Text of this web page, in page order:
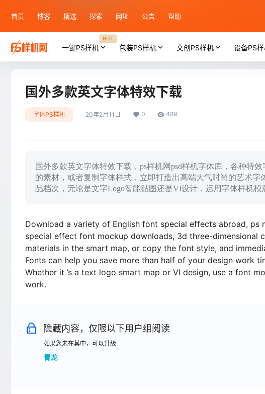
首页 博客 精选 探索 网址 公告 帮助
一键PS样机
HOT
包装PS样机 文创PS样机 设备PS
国外多款英文字体特效下载
字体PS样机 20年2月11日 0 489
国外多款英文字体特效下载，ps样机网psd样机字体库，各种特
的素材，或者复制字体样式，立即打造出高端大气时尚的艺术
品档次，无论是文字Logo智能贴图还是VI设计，运用字体样机模
Download a variety of English font special effects abroad,
special effect font mockup downloads, 3d three-dimensional
materials in the smart map, or copy the font style, and
Fonts can help you save more than half of your design work
Whether it ’s a text logo smart map or VI design, use a font
work.
隐藏内容，仅限以下用户组阅读
如果您未在其中，可以升级
青龙